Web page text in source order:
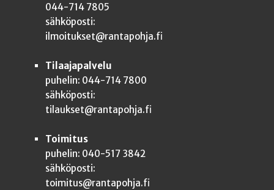
044-714 7805
sähköposti:
ilmoitukset@rantapohja.fi
Tilaajapalvelu
puhelin: 044-714 7800
sähköposti:
tilaukset@rantapohja.fi
Toimitus
puhelin: 040-517 3842
sähköposti:
toimitus@rantapohja.fi